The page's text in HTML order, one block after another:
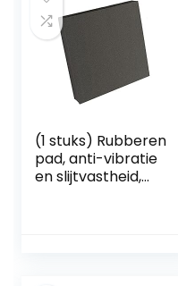
(1 stuks) Rubberen
pad, anti-vibratie
en slijtvastheid,